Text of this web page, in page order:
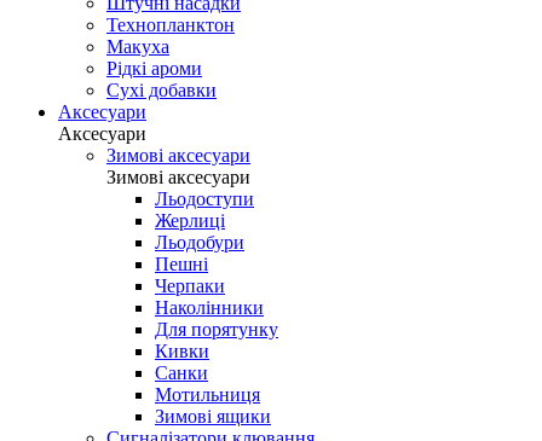
Технопланктон
Макуха
Рідкі ароми
Сухі добавки
Аксесуари
Аксесуари
Зимові аксесуари
Зимові аксесуари
Льодоступи
Жерлиці
Льодобури
Пешні
Черпаки
Наколінники
Для порятунку
Кивки
Санки
Мотильниця
Зимові ящики